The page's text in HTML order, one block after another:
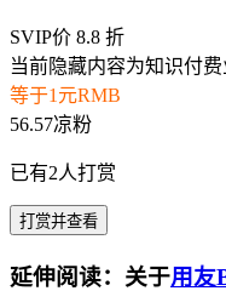
SVIP价 8.8 折
当前隐藏内容为知识付
等于1元RMB
56.57凉粉
已有2人打赏
打赏并查看
延伸阅读：关于用友